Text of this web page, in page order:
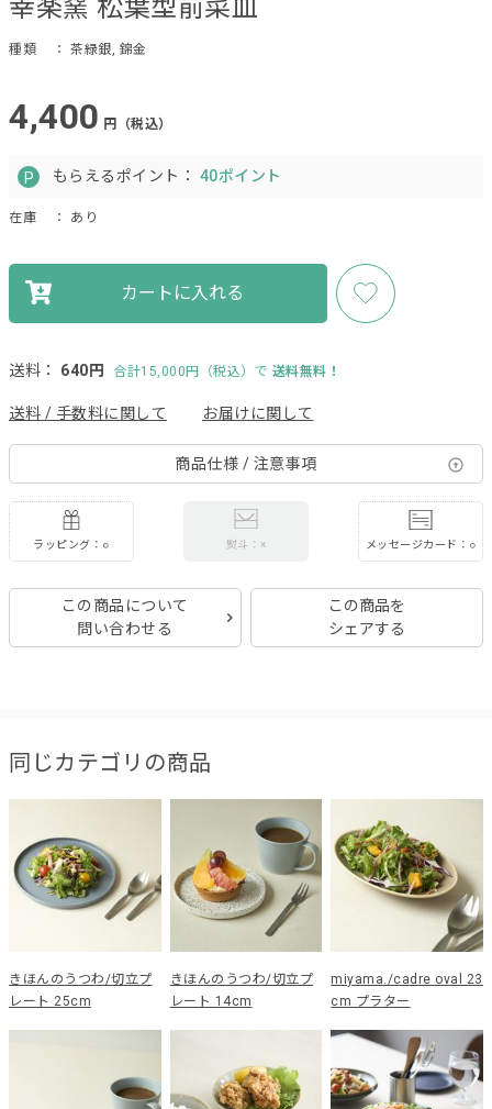
幸楽窯 松葉型前菜皿
種類 ： 茶緑銀, 錦金
4,400 円（税込）
もらえるポイント： 40ポイント
在庫 ： あり
カートに入れる
送料： 640円 合計15,000円（税込）で 送料無料！
送料 / 手数料に関して お届けに関して
商品仕様 / 注意事項
ラッピング：○ 熨斗：× メッセージカード：○
この商品について
問い合わせる
この商品を
シェアする
同じカテゴリの商品
きほんのうつわ/切立プ
レート 25cm
きほんのうつわ/切立プ
レート 14cm
miyama./cadre oval 23
cm プラター